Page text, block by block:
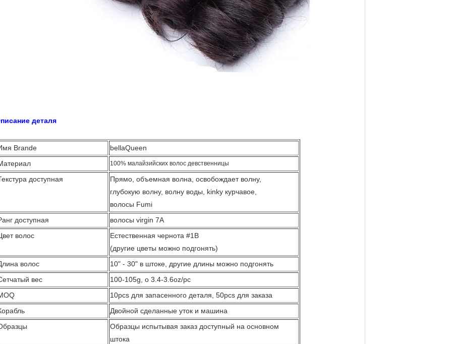
деталя
Brande
bellaQueen
100% малайзийских волос девственницы
доступная
Прямо, объемная волна, освобождает волну,
глубокую волну, волну воды, kinky курчавое,
волосы Fumi
доступная
волосы virgin 7A
волос
Естественная чернота #1B
(другие цветы можно подгонять)
волос
10" - 30" в штоке, другие длины можно подгонять
вес
100-105g, о 3.4-3.6oz/pc
10pcs для запасенного деталя, 50pcs для заказа
Двойной сделанные уток и машина
Образцы испытывая заказ доступный на основном
штока